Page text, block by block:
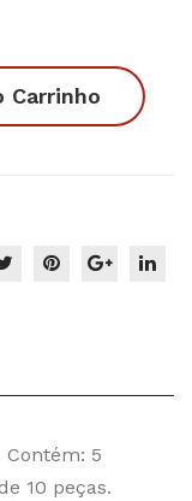
o
Carrinho
5
10 peças.